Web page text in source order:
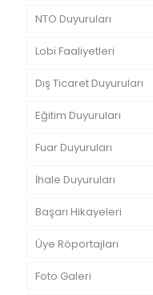
NTO Duyuruları
Lobi Faaliyetleri
Dış Ticaret Duyuruları
Eğitim Duyuruları
Fuar Duyuruları
İhale Duyuruları
Başarı Hikayeleri
Üye Röportajları
Foto Galeri